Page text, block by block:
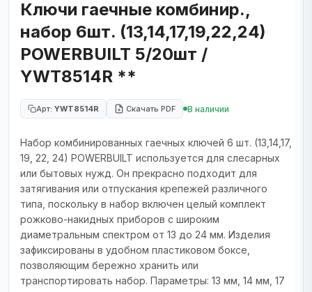
Ключи гаечные комбинир.,
набор 6шт. (13,14,17,19,22,24)
POWERBUILT 5/20шт /
YWT8514R **
Арт: YWT8514R Скачать PDF В наличии
Набор комбинированных гаечных ключей 6 шт. (13,14,17,
19, 22, 24) POWERBUILT используется для слесарных
или бытовых нужд. Он прекрасно подходит для
затягивания или отпускания крепежей различного
типа, поскольку в набор включен целый комплект
рожково-накидных приборов с широким
диаметральным спектром от 13 до 24 мм. Изделия
зафиксированы в удобном пластиковом боксе,
позволяющим бережно хранить или
транспортировать набор. Параметры: 13 мм, 14 мм, 17